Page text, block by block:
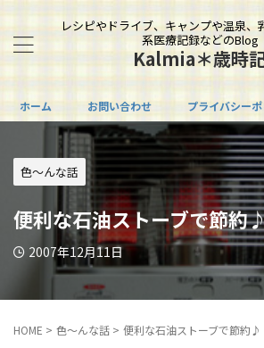
レシピやドライブ、キャンプや温泉、
系医療記録などのBlog
Kalmia＊歳時
ホーム お問い合わせ プライバシー
色～んな話
便利な石油ストーブで節約
2007年12月11日
HOME > 色～んな話 > 便利な石油ストーブで節約♪